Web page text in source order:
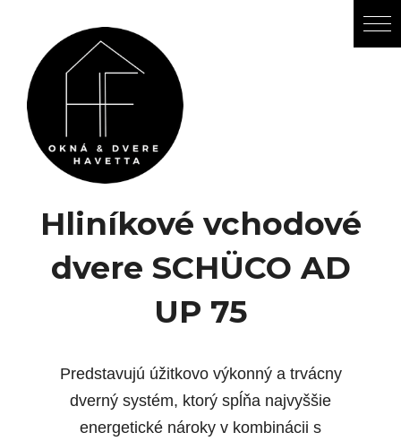
Hliníkové vchodové
dvere SCHÜCO AD
UP 75
Predstavujú úžitkovo výkonný a trvácny
dverný systém, ktorý spĺňa najvyššie
energetické nároky v kombinácii s